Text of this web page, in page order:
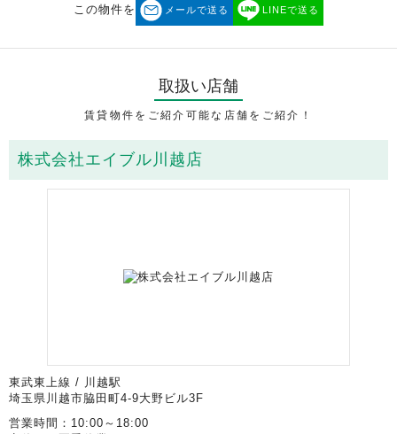
この物件を メールで送る LINEで送る
取扱い店舗
賃貸物件をご紹介可能な店舗をご紹介！
株式会社エイブル川越店
東武東上線 / 川越駅
埼玉県川越市脇田町4-9大野ビル3F
営業時間：10:00～18:00